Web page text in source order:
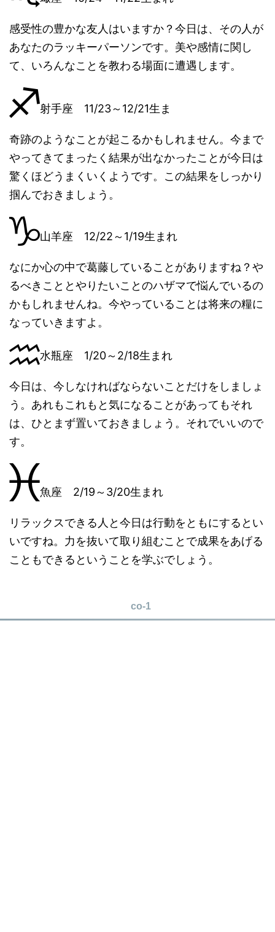
感受性の豊かな友人はいますか？今日は、その人が
あなたのラッキーパーソンです。美や感情に関し
て、いろんなことを教わる場面に遭遇します。
射手座 11/23～12/21生ま
奇跡のようなことが起こるかもしれません。今まで
やってきてまったく結果が出なかったことが今日は
驚くほどうまくいくようです。この結果をしっかり
掴んでおきましょう。
山羊座 12/22～1/19生まれ
なにか心の中で葛藤していることがありますね？や
るべきこととやりたいことのハザマで悩んでいるの
かもしれませんね。今やっていることは将来の糧に
なっていきますよ。
水瓶座 1/20～2/18生まれ
今日は、今しなければならないことだけをしましょ
う。あれもこれもと気になることがあってもそれ
は、ひとまず置いておきましょう。それでいいので
す。
魚座 2/19～3/20生まれ
リラックスできる人と今日は行動をともにするとい
いですね。力を抜いて取り組むことで成果をあげる
こともできるということを学ぶでしょう。
co-1